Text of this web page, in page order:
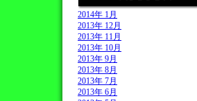
2014年 1月
2013年 12月
2013年 11月
2013年 10月
2013年 9月
2013年 8月
2013年 7月
2013年 6月